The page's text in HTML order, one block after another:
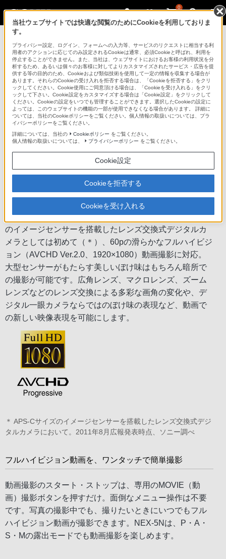
0
NEX-5N
デジタル一眼カメラ NEX-5N
商品の特長 | フルハイビジョン動画
前へ
大型センサーならではのフルハイビジョン動画
イメージセンサーからの読み出し速度が約
60fps（59.94fps）に向上したことにより、APS-Cサイズ
のイメージセンサーを搭載したレンズ交換式デジタルカ
メラとしては初めて（＊）、60pの滑らかなフルハイビジ
ョン（AVCHD Ver.2.0、1920×1080）動画撮影に対応。
大型センサーがもたらす美しいぼけ味はもちろん暗所で
の撮影が可能です。広角レンズ、マクロレンズ、ズーム
レンズなどのレンズ交換による多彩な画角の変化や、デ
ジタル一眼カメラならではのぼけ味の表現など、動画で
の新しい映像表現を可能にします。
＊ APS-Cサイズのイメージセンサーを搭載したレンズ交換式デジ
タルカメラにおいて。2011年8月広報発表時点、ソニー調べ
フルハイビジョン動画を、ワンタッチで簡単撮影
動画撮影のスタート・ストップは、専用のMOVIE（動
画）撮影ボタンを押すだけ。面倒なメニュー操作は不要
です。写真の撮影中でも、撮りたいときにいつでもフル
ハイビジョン動画が撮影できます。NEX-5Nは、P・A・
S・Mの露出モードでも動画撮影を楽しめます。
当社ウェブサイトでは快適な閲覧のためにCookieを利用しておりま
す。
プライバシー設定、ログイン、フォームへの入力等、サービスのリクエストに相当する利
用者のアクションに応じてのみ設定されるCookieは通常、必須Cookieと呼ばれ、利用を
停止することができません。また、当社は、ウェブサイトにおけるお客様の利用状況を分
析するため、あるいは個々のお客様に対してよりカスタマイズされたサービス・広告を提
供する等の目的のため、Cookieおよび類似技術を使用して一定の情報を収集する場合が
あります。それらのCookieの受け入れを拒否する場合は、「Cookieを拒否する」をクリ
ックしてください。Cookie使用にご同意頂ける場合は、「Cookieを受け入れる」をクリ
ックして下さい。Cookie設定をカスタマイズする場合は「Cookie設定」をクリックして
ください。Cookieの設定をいつでも管理することができます。選択したCookieの設定に
よっては、このウェブサイトの機能の一部が使用できなくなる場合があります。 詳細に
ついては、当社のCookieポリシーをご覧ください。個人情報の取扱いについては、プラ
イバシーポリシーをご覧ください。
詳細については、当社の
Cookieポリシー をご覧ください。
個人情報の取扱いについては、
プライバシーポリシー をご覧ください。
Cookie設定
Cookieを拒否する
Cookieを受け入れる